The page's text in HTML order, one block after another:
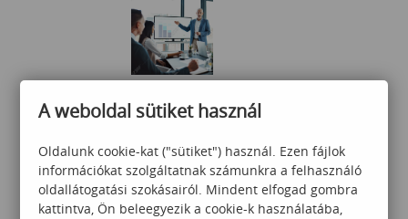
(komplex tréning)
140 000Ft
A weboldal sütiket használ
Oldalunk cookie-kat ("sütiket") használ. Ezen fájlok
információkat szolgáltatnak számunkra a felhasználó
oldallátogatási szokásairól. Mindent elfogad gombra
kattintva, Ön beleegyezik a cookie-k használatába,